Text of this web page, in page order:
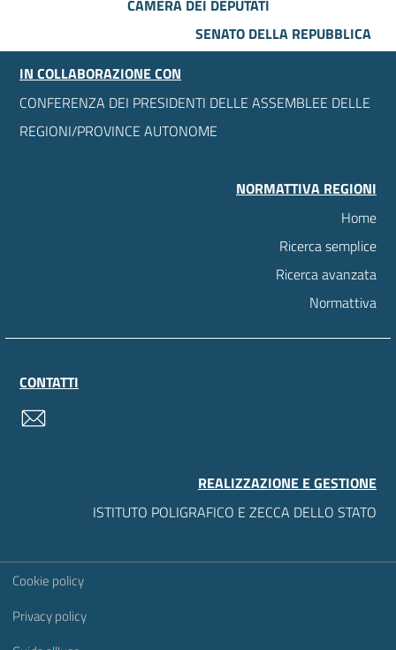
CAMERA DEI DEPUTATI
SENATO DELLA REPUBBLICA
IN COLLABORAZIONE CON
CONFERENZA DEI PRESIDENTI DELLE ASSEMBLEE DELLE
REGIONI/PROVINCE AUTONOME
NORMATTIVA REGIONI
Home
Ricerca semplice
Ricerca avanzata
Normattiva
CONTATTI
REALIZZAZIONE E GESTIONE
ISTITUTO POLIGRAFICO E ZECCA DELLO STATO
Sezione Link Utili
Cookie policy
Privacy policy